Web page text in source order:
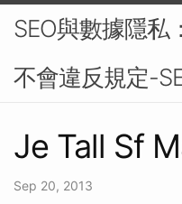
SEO與數據隱私
不會違反規定-
Je Tall Sf
Sep 20, 2013